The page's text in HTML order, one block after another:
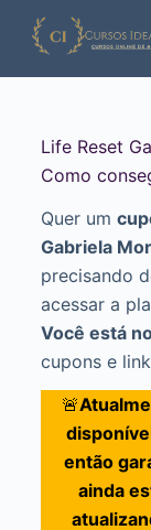
Pular
para
Life Reset
Como
Quer um
Gabriela
precisando
acessar a
Você está
cupons e
🚨
então
ainda